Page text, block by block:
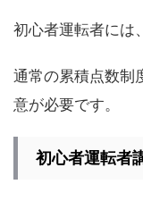
初心者運転者には
通常の累積点数制
意が必要です。
初心者運転者